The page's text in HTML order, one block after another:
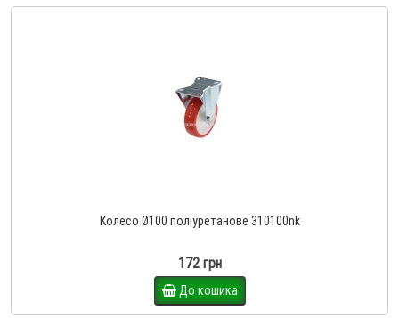
Колесо Ø100 поліуретанове 310100nk
172 грн
До кошика